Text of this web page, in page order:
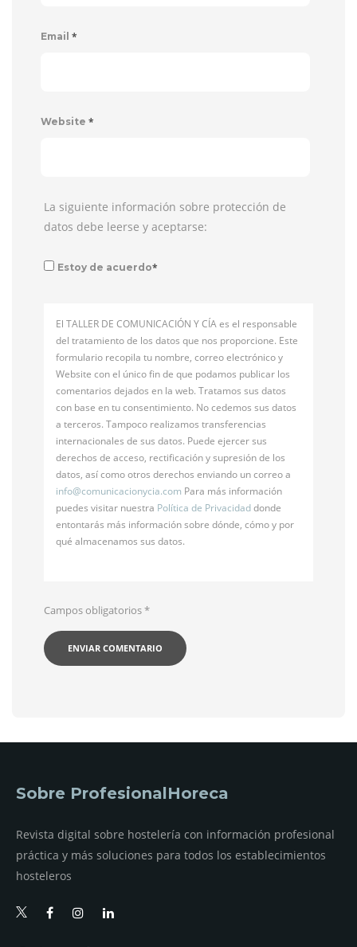
Email *
Website *
La siguiente información sobre protección de
datos debe leerse y aceptarse:
Estoy de acuerdo*
El TALLER DE COMUNICACIÓN Y CÍA es el responsable
del tratamiento de los datos que nos proporcione. Este
formulario recopila tu nombre, correo electrónico y
Website con el único fin de que podamos publicar los
comentarios dejados en la web. Tratamos sus datos
con base en tu consentimiento. No cedemos sus datos
a terceros. Tampoco realizamos transferencias
internacionales de sus datos. Puede ejercer sus
derechos de acceso, rectificación y supresión de los
datos, así como otros derechos enviando un correo a
info@comunicacionycia.com Para más información
puedes visitar nuestra Política de Privacidaddonde
entontarás más información sobre dónde, cómo y por
qué almacenamos sus datos.
Campos obligatorios*
Sobre ProfesionalHoreca
Revista digital sobre hostelería con información profesional
práctica y más soluciones para todos los establecimientos
hosteleros